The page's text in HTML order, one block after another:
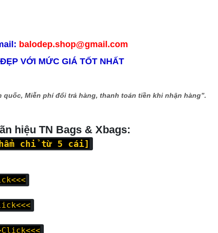
balodep.shop@gmail.com
VỚI MỨC GIÁ TỐT NHẤT
Miễn phí đổi trả hàng, thanh toán tiền khi nhận hàng”.
hiệu TN Bags & Xbags:
chỉ từ 5 cái]